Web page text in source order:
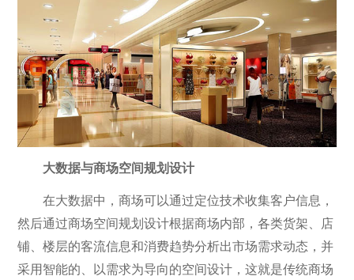
大数据与商场空间规划设计
在大数据中，商场可以通过定位技术收集客户信息，
然后通过商场空间规划设计根据商场内部，各类货架、店
铺、楼层的客流信息和消费趋势分析出市场需求动态，并
采用智能的、以需求为导向的空间设计，这就是传统商场